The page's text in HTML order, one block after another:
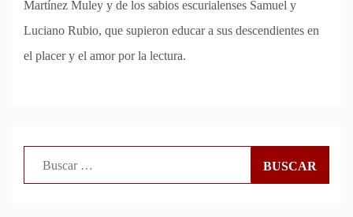
Martínez Muley y de los sabios escurialenses Samuel y
Luciano Rubio, que supieron educar a sus descendientes en
el placer y el amor por la lectura.